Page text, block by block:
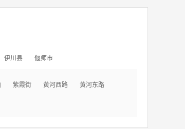
伊川县 偃师市
紫霞街 黄河西路 黄河东路